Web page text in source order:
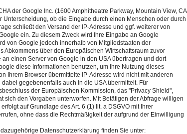
der Google Inc. (1600 Amphitheatre Parkway, Mountain View, CA
Unterscheidung, ob die Eingabe durch einen Menschen oder durch
schließt den Versand der IP-Adresse und ggf. weiterer von
ein. Zu diesem Zweck wird Ihre Eingabe an Google
von Google jedoch innerhalb von Mitgliedstaaten der
über den Europäischen Wirtschaftsraum zuvor
einen Server von Google in den USA übertragen und dort
diese Informationen benutzen, um Ihre Nutzung dieses
Ihrem Browser übermittelte IP-Adresse wird nicht mit anderen
gegebenenfalls auch in die USA übermittelt. Für
der Europäischen Kommission, das "Privacy Shield",
sich den Vorgaben unterworfen. Mit Betätigen der Abfrage willigen
auf Grundlage des Art. 6 (1) lit. a DSGVO mit Ihrer
ohne dass die Rechtmäßigkeit der aufgrund der Einwilligung
Datenschutzerklärung finden Sie unter: